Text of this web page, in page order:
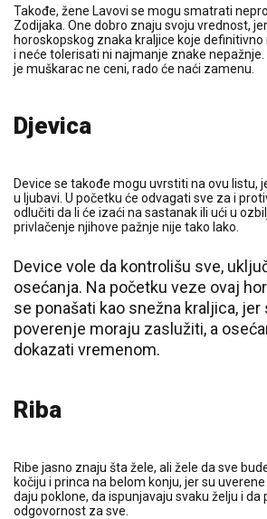
Takođe, žene Lavovi se mogu smatrati
Zodijaka. One dobro znaju svoju vrednost,
horoskopskog znaka kraljice koje definitivno
i neće tolerisati ni najmanje znake nepažnje.
je muškarac ne ceni, rado će naći zamenu.
Djevica
Device se takođe mogu uvrstiti na ovu listu,
u ljubavi. U početku će odvagati sve za i
odlučiti da li će izaći na sastanak ili ući u
privlačenje njihove pažnje nije tako lako.
Device vole da kontrolišu sve,
osećanja. Na početku veze ovaj
se ponašati kao snežna kraljica,
poverenje moraju zaslužiti, a
dokazati vremenom.
Riba
Ribe jasno znaju šta žele, ali žele da sve
kočiju i princa na belom konju, jer su
daju poklone, da ispunjavaju svaku želju i da
odgovornost za sve.